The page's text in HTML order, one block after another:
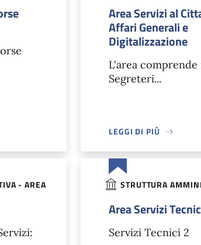
Area Servizi al
Affari Generali e
Digitalizzazione
L'area
Segreteri...
LEGGI DI PIÙ
- AREA STRUTTURA
Area Servizi
Servizi Tecnici 2